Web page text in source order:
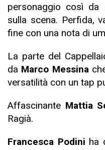
personaggio così da
sulla scena. Perfida,
fine con una nota di
La parte del
da Marco Messina
versatilità con un tap
Affascinante Mattia
Ragià.
Francesca Podini ha